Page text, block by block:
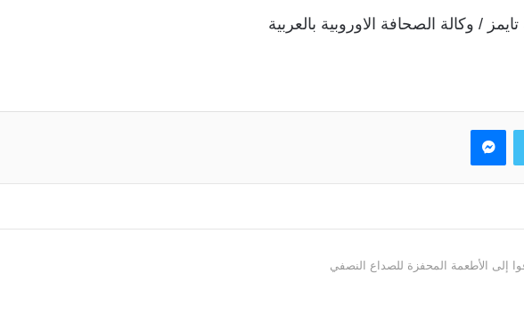
/ وكالة الصحافة الاوروبية بالعربية
تويتر ماسنجر